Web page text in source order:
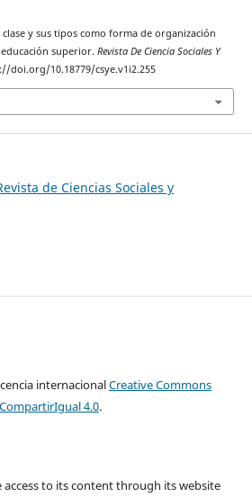
clase y sus tipos como forma de organización
superior. Revista De Ciencia Sociales Y
doi.org/10.18779/csye.v1i2.255
de Ciencias Sociales y
internacionalCreative Commons
4.0.
access to its content through its website